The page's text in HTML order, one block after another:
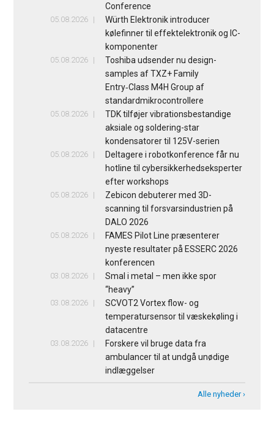
Conference
05.08.2026
Würth Elektronik introducer
kølefinner til effektelektronik og IC-
komponenter
05.08.2026
Toshiba udsender nu design-
samples af TXZ+ Family
Entry‑Class M4H Group af
standardmikrocontrollere
05.08.2026
TDK tilføjer vibrationsbestandige
aksiale og soldering-star
kondensatorer til 125V-serien
05.08.2026
Deltagere i robotkonference får nu
hotline til cybersikkerhedseksperter
efter workshops
05.08.2026
Zebicon debuterer med 3D-
scanning til forsvarsindustrien på
DALO 2026
05.08.2026
FAMES Pilot Line præsenterer
nyeste resultater på ESSERC 2026
konferencen
03.08.2026
Smal i metal – men ikke spor
“heavy”
03.08.2026
SCVOT2 Vortex flow- og
temperatursensor til væskekøling i
datacentre
03.08.2026
Forskere vil bruge data fra
ambulancer til at undgå unødige
indlæggelser
Alle nyheder ›